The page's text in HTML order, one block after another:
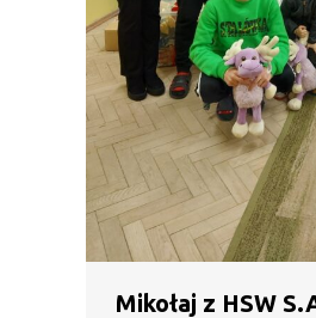
Mikołaj z HSW